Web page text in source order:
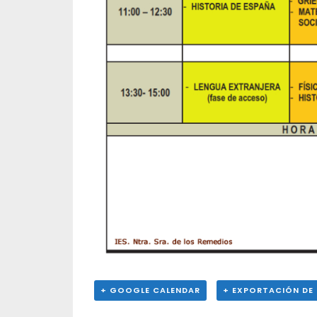
+ GOOGLE CALENDAR + EXPORTACIÓN DE